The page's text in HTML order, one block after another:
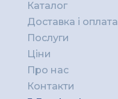
Каталог
Доставка і оплата
Послуги
Ціни
Про нас
Контакти